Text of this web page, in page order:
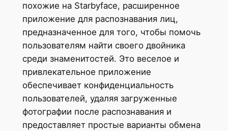
похожие на Starbyface, расширенное
приложение для распознавания лиц,
предназначенное для того, чтобы помочь
пользователям найти своего двойника
среди знаменитостей. Это веселое и
привлекательное приложение
обеспечивает конфиденциальность
пользователей, удаляя загруженные
фотографии после распознавания и
предоставляет простые варианты обмена